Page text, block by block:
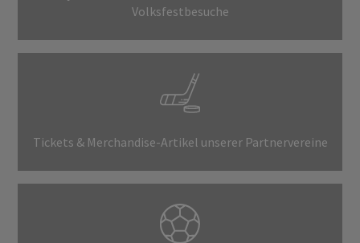
Volksfestbesuche
Tickets & Merchandise-Artikel unserer Partnervereine